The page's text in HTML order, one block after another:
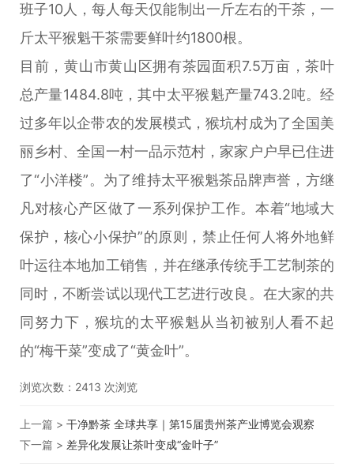
班子10人，每人每天仅能制出一斤左右的干茶，一
斤太平猴魁干茶需要鲜叶约1800根。
目前，黄山市黄山区拥有茶园面积7.5万亩，茶叶
总产量1484.8吨，其中太平猴魁产量743.2吨。经
过多年以企带农的发展模式，猴坑村成为了全国美
丽乡村、全国一村一品示范村，家家户户早已住进
了“小洋楼”。为了维持太平猴魁茶品牌声誉，方继
凡对核心产区做了一系列保护工作。本着“地域大
保护，核心小保护”的原则，禁止任何人将外地鲜
叶运往本地加工销售，并在继承传统手工艺制茶的
同时，不断尝试以现代工艺进行改良。在大家的共
同努力下，猴坑的太平猴魁从当初被别人看不起
的“梅干菜”变成了“黄金叶”。
浏览次数： 2413 次浏览
上一篇 > 干净黔茶 全球共享｜第15届贵州茶产业博览会观察
下一篇 > 差异化发展让茶叶变成“金叶子”